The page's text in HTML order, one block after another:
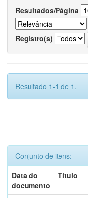
Resultados/Página
Registro(s)
Resultado 1-1 de 1.
Conjunto de itens:
Data do
documento
Título